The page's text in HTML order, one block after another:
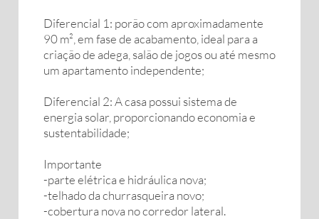
Diferencial 1: porão com aproximadamente
90 m², em fase de acabamento, ideal para a
criação de adega, salão de jogos ou até mesmo
um apartamento independente;
Diferencial 2: A casa possui sistema de
energia solar, proporcionando economia e
sustentabilidade;
Importante
-parte elétrica e hidráulica nova;
-telhado da churrasqueira novo;
-cobertura nova no corredor lateral.